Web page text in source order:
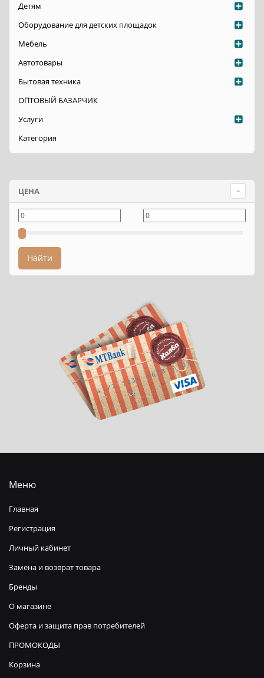
Детям
Оборудование для детских площадок
Мебель
Автотовары
Бытовая техника
ОПТОВЫЙ БАЗАРЧИК
Услуги
Категория
ЦЕНА
Найти
Меню
Главная
Регистрация
Личный кабинет
Замена и возврат товара
Бренды
О магазине
Оферта и защита прав потребителей
ПРОМОКОДЫ
Корзина